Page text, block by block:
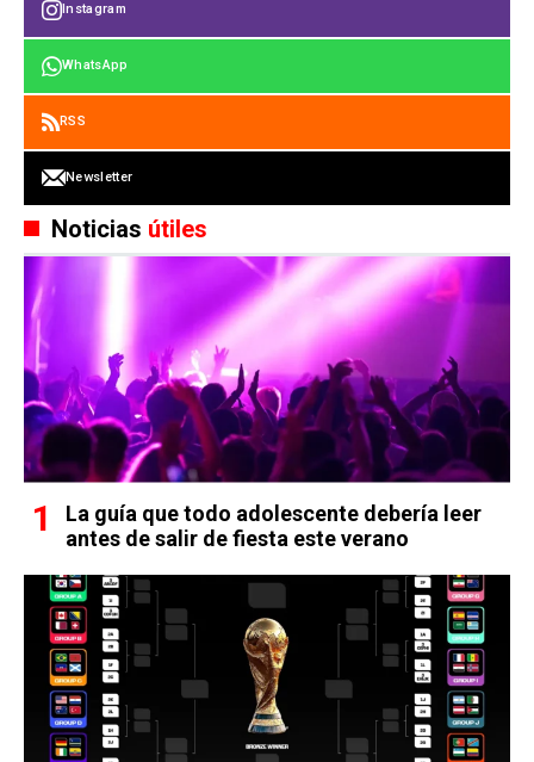
Instagram
WhatsApp
RSS
Newsletter
Noticias útiles
La guía que todo adolescente debería leer
antes de salir de fiesta este verano